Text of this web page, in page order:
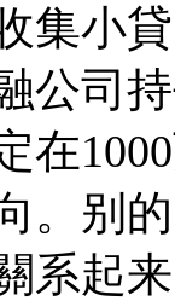
集小
公司
在
。别
系起